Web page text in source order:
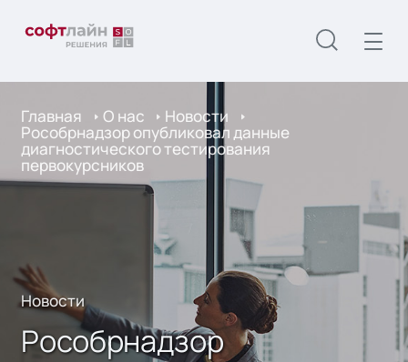
Главная О нас Новости
Рособрнадзор опубликовал данные
диагностического тестирования
первокурсников
Новости
Рособрнадзор